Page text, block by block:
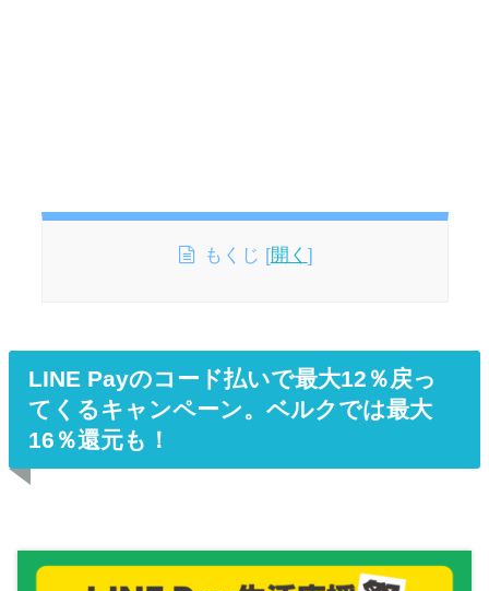
もくじ [開く ]
LINE Payのコード払いで最大12％戻っ
てくるキャンペーン。ベルクでは最大
16％還元も！